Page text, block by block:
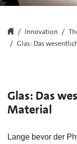
Innovation
Glas: Das
Glas: Das
Material
Lange bevor der